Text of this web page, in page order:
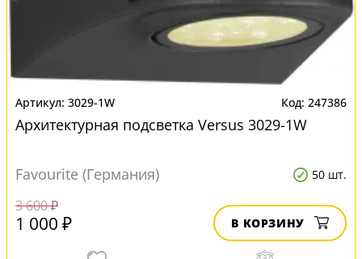
3029-1W 247386
Архитектурная подсветка Versus 3029-1W
Favourite (Германия) 50 шт.
3 600 ₽
1 000 ₽ В КОРЗИНУ